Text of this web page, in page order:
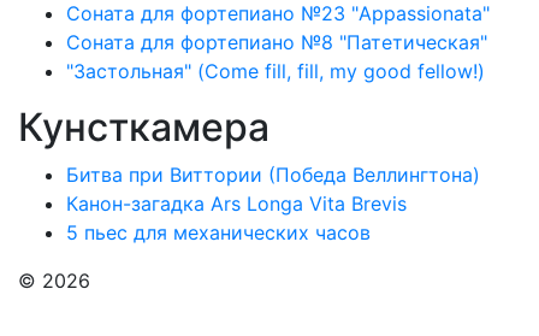
Соната для фортепиано №23 "Appassionata"
Соната для фортепиано №8 "Патетическая"
"Застольная" (Come fill, fill, my good fellow!)
Кунсткамера
Битва при Виттории (Победа Веллингтона)
Канон-загадка Ars Longa Vita Brevis
5 пьес для механических часов
© 2026